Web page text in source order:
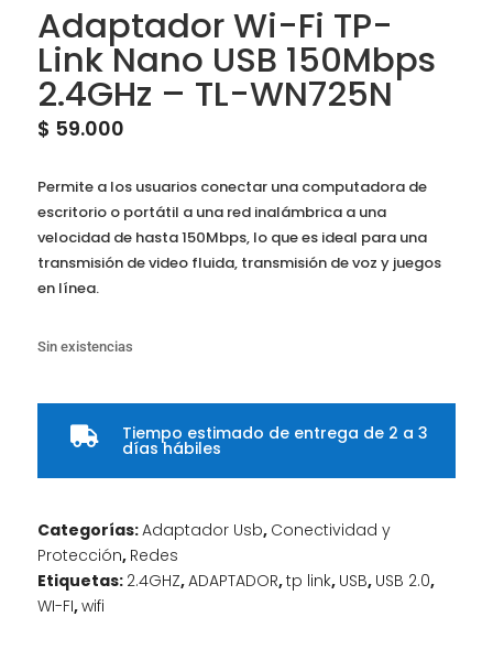
Adaptador Wi-Fi TP-
Link Nano USB 150Mbps
2.4GHz – TL-WN725N
$ 59.000
Permite a los usuarios conectar una computadora de
escritorio o portátil a una red inalámbrica a una
velocidad de hasta 150Mbps, lo que es ideal para una
transmisión de video fluida, transmisión de voz y juegos
en línea.
Sin existencias
 Tiempo estimado de entrega de 2 a 3
días hábiles
Categorías:Adaptador Usb, Conectividad y
Protección, Redes
Etiquetas: 2.4GHZ,ADAPTADOR,tp link, USB, USB 2.0,
WI-FI,wifi